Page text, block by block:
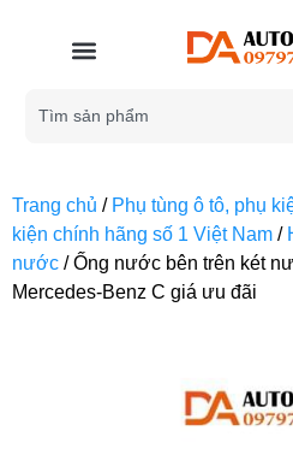
Trang chủ / Phụ tùng ô tô, phụ
kiện chính hãng số 1 Việt Nam /
nước / Ống nước bên trên két
Mercedes-Benz C giá ưu đãi